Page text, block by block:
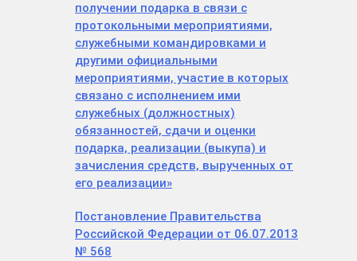
получении подарка в связи с
протокольными мероприятиями,
служебными командировками и
другими официальными
мероприятиями, участие в которых
связано с исполнением ими
служебных (должностных)
обязанностей, сдачи и оценки
подарка, реализации (выкупа) и
зачисления средств, вырученных от
его реализации»
Постановление Правительства
Российской Федерации от 06.07.2013
№ 568